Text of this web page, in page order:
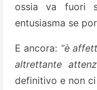
ossia va fuori
entusiasma se
E ancora: “è
altrettante
definitivo e non